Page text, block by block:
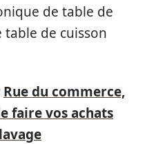
de table de
table de cuisson
Rue du commerce,
faire vos achats